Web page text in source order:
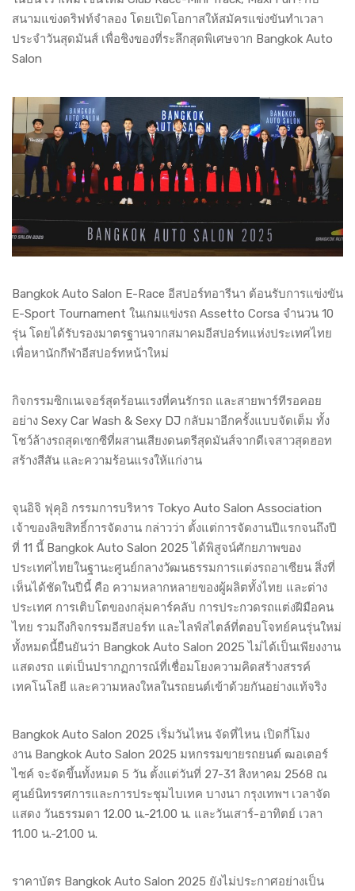
สนามแข่งดริฟท์จำลอง โดยเปิดโอกาสให้สมัครแข่งขันทำเวลา
ประจำวันสุดมันส์ เพื่อชิงของที่ระลึกสุดพิเศษจาก Bangkok Auto
Salon
Bangkok Auto Salon E-Race อีสปอร์ทอารีนา ต้อนรับการแข่งขัน
E-Sport Tournament ในเกมแข่งรถ Assetto Corsa จำนวน 10
รุ่น โดยได้รับรองมาตรฐานจากสมาคมอีสปอร์ทแห่งประเทศไทย
เพื่อหานักกีฬาอีสปอร์ทหน้าใหม่
กิจกรรมซิกเนเจอร์สุดร้อนแรงที่คนรักรถ และสายพาร์ทีรอคอย
อย่าง Sexy Car Wash & Sexy DJ กลับมาอีกครั้งแบบจัดเต็ม ทั้ง
โชว์ล้างรถสุดเซกซีที่ผสานเสียงดนตรีสุดมันส์จากดีเจสาวสุดฮอท
สร้างสีสัน และความร้อนแรงให้แก่งาน
จุนอิจิ ฟุคุอิ กรรมการบริหาร Tokyo Auto Salon Association
เจ้าของลิขสิทธิ์การจัดงาน กล่าวว่า ตั้งแต่การจัดงานปีแรกจนถึงปี
ที่ 11 นี้ Bangkok Auto Salon 2025 ได้พิสูจน์ศักยภาพของ
ประเทศไทยในฐานะศูนย์กลางวัฒนธรรมการแต่งรถอาเซียน สิ่งที่
เห็นได้ชัดในปีนี้ คือ ความหลากหลายของผู้ผลิตทั้งไทย และต่าง
ประเทศ การเติบโตของกลุ่มคาร์คลับ การประกวดรถแต่งฝีมือคน
ไทย รวมถึงกิจกรรมอีสปอร์ท และไลฟ์สไตล์ที่ตอบโจทย์คนรุ่นใหม่
ทั้งหมดนี้ยืนยันว่า Bangkok Auto Salon 2025 ไม่ได้เป็นเพียงงาน
แสดงรถ แต่เป็นปรากฏการณ์ที่เชื่อมโยงความคิดสร้างสรรค์
เทคโนโลยี และความหลงใหลในรถยนต์เข้าด้วยกันอย่างแท้จริง
Bangkok Auto Salon 2025 เริ่มวันไหน จัดที่ไหน เปิดกี่โมง
งาน Bangkok Auto Salon 2025 มหกรรมขายรถยนต์ ฒอเตอร์
ไซค์ จะจัดขึ้นทั้งหมด 5 วัน ตั้งแต่วันที่ 27-31 สิงหาคม 2568 ณ
ศูนย์นิทรรศการและการประชุมไบเทค บางนา กรุงเทพฯ เวลาจัด
แสดง วันธรรมดา 12.00 น.-21.00 น. และวันเสาร์-อาทิตย์ เวลา
11.00 น.-21.00 น.
ราคาบัตร Bangkok Auto Salon 2025 ยังไม่ประกาศอย่างเป็น